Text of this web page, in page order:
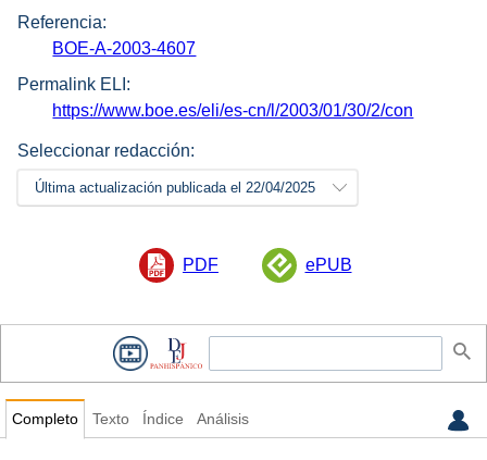
Referencia:
BOE-A-2003-4607
Permalink ELI:
https://www.boe.es/eli/es-cn/l/2003/01/30/2/con
Seleccionar redacción:
Última actualización publicada el 22/04/2025
PDF ePUB
Completo Texto Índice Análisis